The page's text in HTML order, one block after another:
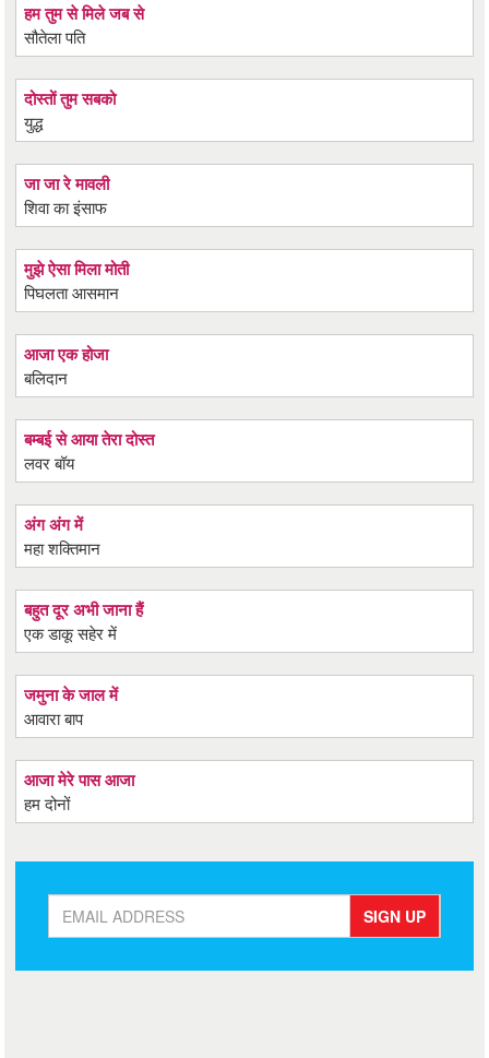
हम तुम से मिले जब से
सौतेला पति
दोस्तों तुम सबको
युद्ध
जा जा रे मावली
शिवा का इंसाफ
मुझे ऐसा मिला मोती
पिघलता आसमान
आजा एक होजा
बलिदान
बम्बई से आया तेरा दोस्त
लवर बॉय
अंग अंग में
महा शक्तिमान
बहुत दूर अभी जाना हैं
एक डाकू सहेर में
जमुना के जाल में
आवारा बाप
आजा मेरे पास आजा
हम दोनों
SIGN UP